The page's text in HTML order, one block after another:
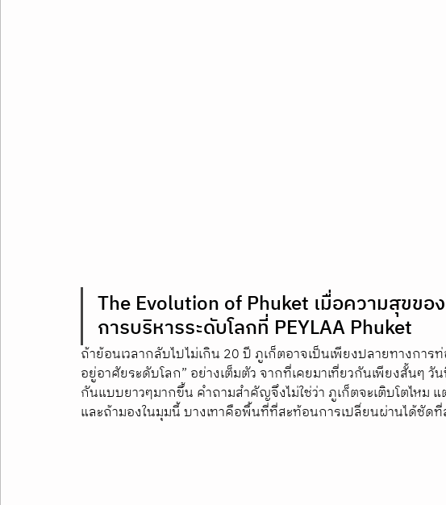
The Evolution of Phuket เมื่อความสุขข
การบริหารระดับโลกที่ PEYLAA Phuket
ถ้าย้อนเวลากลับไปไม่เกิน 20 ปี ภูเก็ตอาจเป็นเพียงปลายทางกา
อยู่อาศัยระดับโลก” อย่างเต็มตัว จากที่เคยมาเที่ยวกันเพียงสั้นๆ
กันแบบยาวๆมากขึ้น คำถามสำคัญจึงไม่ใช่ว่า ภูเก็ตจะเติบโตไห
และถ้ามองในมุมนี้ บางเทาคือพื้นที่ที่สะท้อนการเปลี่ยนผ่านได้ชัด